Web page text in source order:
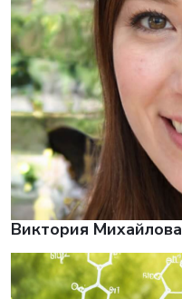
Виктория Михайлова